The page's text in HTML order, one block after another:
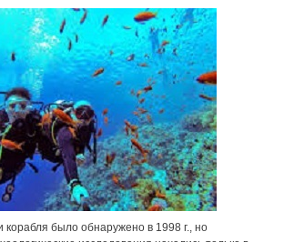
корабля было обнаружено в 1998 г., но